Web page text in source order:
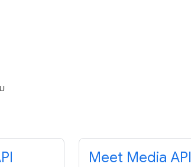
Meet Media API